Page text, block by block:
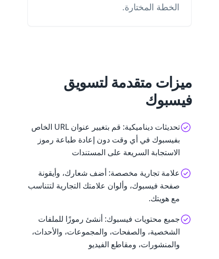
الخطة المختارة.
ميزات متقدمة لتسويق
فيسبوك
تحديثات ديناميكية: قم بتغيير عنوان URL الخاص
بفيسبوك في أي وقت دون إعادة طباعة رموز
الاستجابة السريعة على المستندات
علامة تجارية مخصصة: أضف شعارك، وأيقونة
صفحة فيسبوك، وألوان علامتك التجارية لتتناسب
مع هويتك.
جميع محتويات فيسبوك: أنشئ رموزًا للملفات
الشخصية، والصفحات، والمجموعات، والأحداث،
والمنشورات، ومقاطع الفيديو